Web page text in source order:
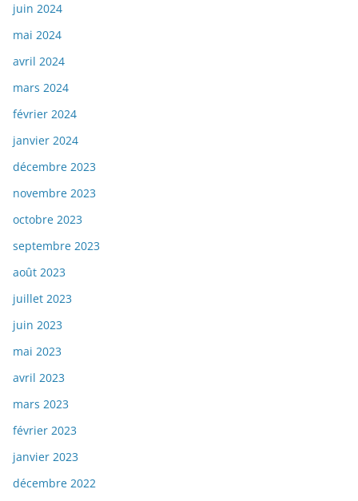
juin 2024
mai 2024
avril 2024
mars 2024
février 2024
janvier 2024
décembre 2023
novembre 2023
octobre 2023
septembre 2023
août 2023
juillet 2023
juin 2023
mai 2023
avril 2023
mars 2023
février 2023
janvier 2023
décembre 2022